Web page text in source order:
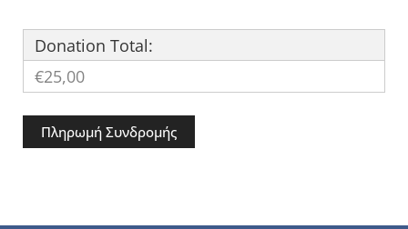
Donation Total:
€25,00